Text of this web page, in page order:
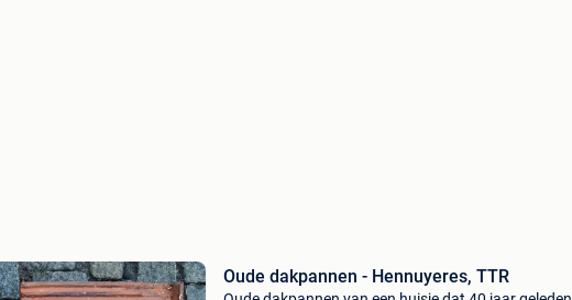
Oude dakpannen - Hennuyeres, TTR